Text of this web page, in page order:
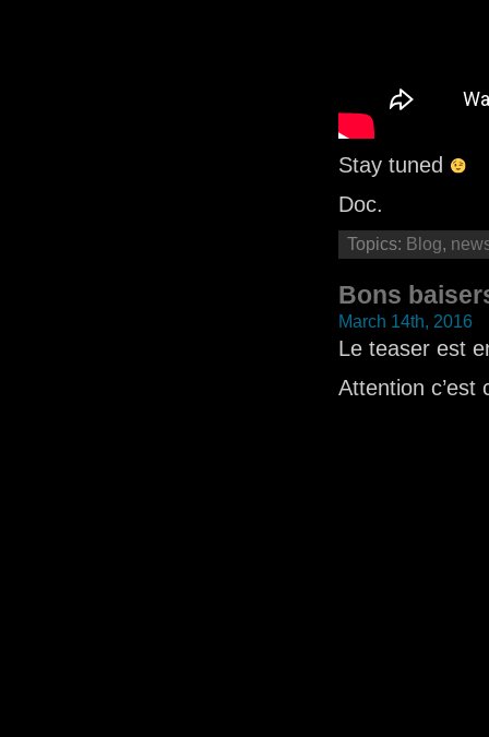
Stay tuned
Doc.
Topics: Blog,
Bons
March 14th, 2016
Le teaser est
Attention c’est